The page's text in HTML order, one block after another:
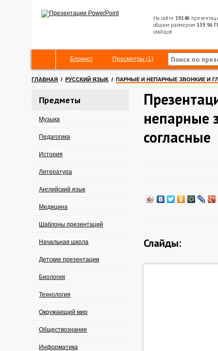
На сайте 19146
общим размером 139.96
слайдов
Блокнот Просмотры (1)
ГЛАВНАЯ / РУССКИЙ ЯЗЫК / ПАРНЫЕ И НЕПАРНЫЕ ЗВОНКИЕ И
Предметы
Музыка
Педагогика
История
Литература
Английский язык
Медицина
Шаблоны презентаций
Начальная школа
Детские презентации
Биология
Технология
Окружающий мир
Обществознание
Информатика
непарные
согласные
Слайды: